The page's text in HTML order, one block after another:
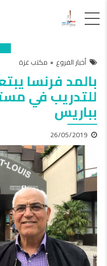
أخبار الفروع مكتب غزة
بالمد فرنسا
للتدريب في
بباريس
26/05/2019